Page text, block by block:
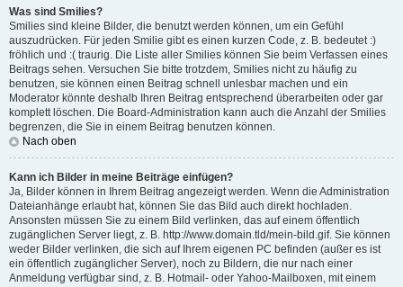
Was sind Smilies?
Smilies sind kleine Bilder, die benutzt werden können, um ein Gefühl
auszudrücken. Für jeden Smilie gibt es einen kurzen Code, z. B. bedeutet :)
fröhlich und :( traurig. Die Liste aller Smilies können Sie beim Verfassen eines
Beitrags sehen. Versuchen Sie bitte trotzdem, Smilies nicht zu häufig zu
benutzen, sie können einen Beitrag schnell unlesbar machen und ein
Moderator könnte deshalb Ihren Beitrag entsprechend überarbeiten oder gar
komplett löschen. Die Board-Administration kann auch die Anzahl der Smilies
begrenzen, die Sie in einem Beitrag benutzen können.
Nach oben
Kann ich Bilder in meine Beiträge einfügen?
Ja, Bilder können in Ihrem Beitrag angezeigt werden. Wenn die Administration
Dateianhänge erlaubt hat, können Sie das Bild auch direkt hochladen.
Ansonsten müssen Sie zu einem Bild verlinken, das auf einem öffentlich
zugänglichen Server liegt, z. B. http://www.domain.tld/mein-bild.gif. Sie können
weder Bilder verlinken, die sich auf Ihrem eigenen PC befinden (außer es ist
ein öffentlich zugänglicher Server), noch zu Bildern, die nur nach einer
Anmeldung verfügbar sind, z. B. Hotmail- oder Yahoo-Mailboxen, mit einem